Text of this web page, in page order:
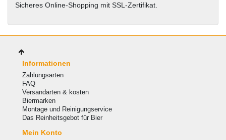
Sicheres Online-Shopping mit SSL-Zertifikat.
Informationen
Zahlungsarten
FAQ
Versandarten & kosten
Biermarken
Montage und Reinigungservice
Das Reinheitsgebot für Bier
Mein Konto